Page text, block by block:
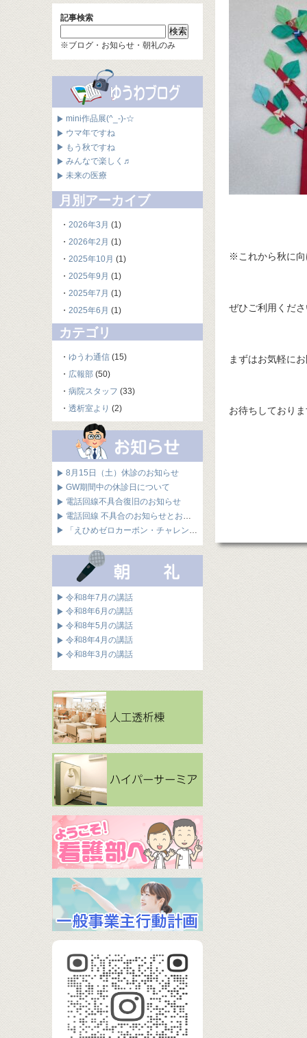
※これから秋に向
ぜひご利用くだ
まずはお気軽に
お待ちしており
記事検索
※ブログ・お知らせ・朝礼のみ
mini作品展(^_-)-☆
ウマ年ですね
もう秋ですね
みんなで楽しく♬
未来の医療
月別アーカイブ
・ 2026年3月 (1)
・ 2026年2月 (1)
・ 2025年10月 (1)
・ 2025年9月 (1)
・ 2025年7月 (1)
・ 2025年6月 (1)
カテゴリ
・ ゆうわ通信 (15)
・ 広報部 (50)
・ 病院スタッフ (33)
・ 透析室より (2)
8月15日（土）休診のお知らせ
GW期間中の休診日について
電話回線不具合復旧のお知らせ
電話回線 不具合のお知らせとお詫び
「えひめゼロカーボン・チャレンジ企業」に認定されました
令和8年7月の講話
令和8年6月の講話
令和8年5月の講話
令和8年4月の講話
令和8年3月の講話